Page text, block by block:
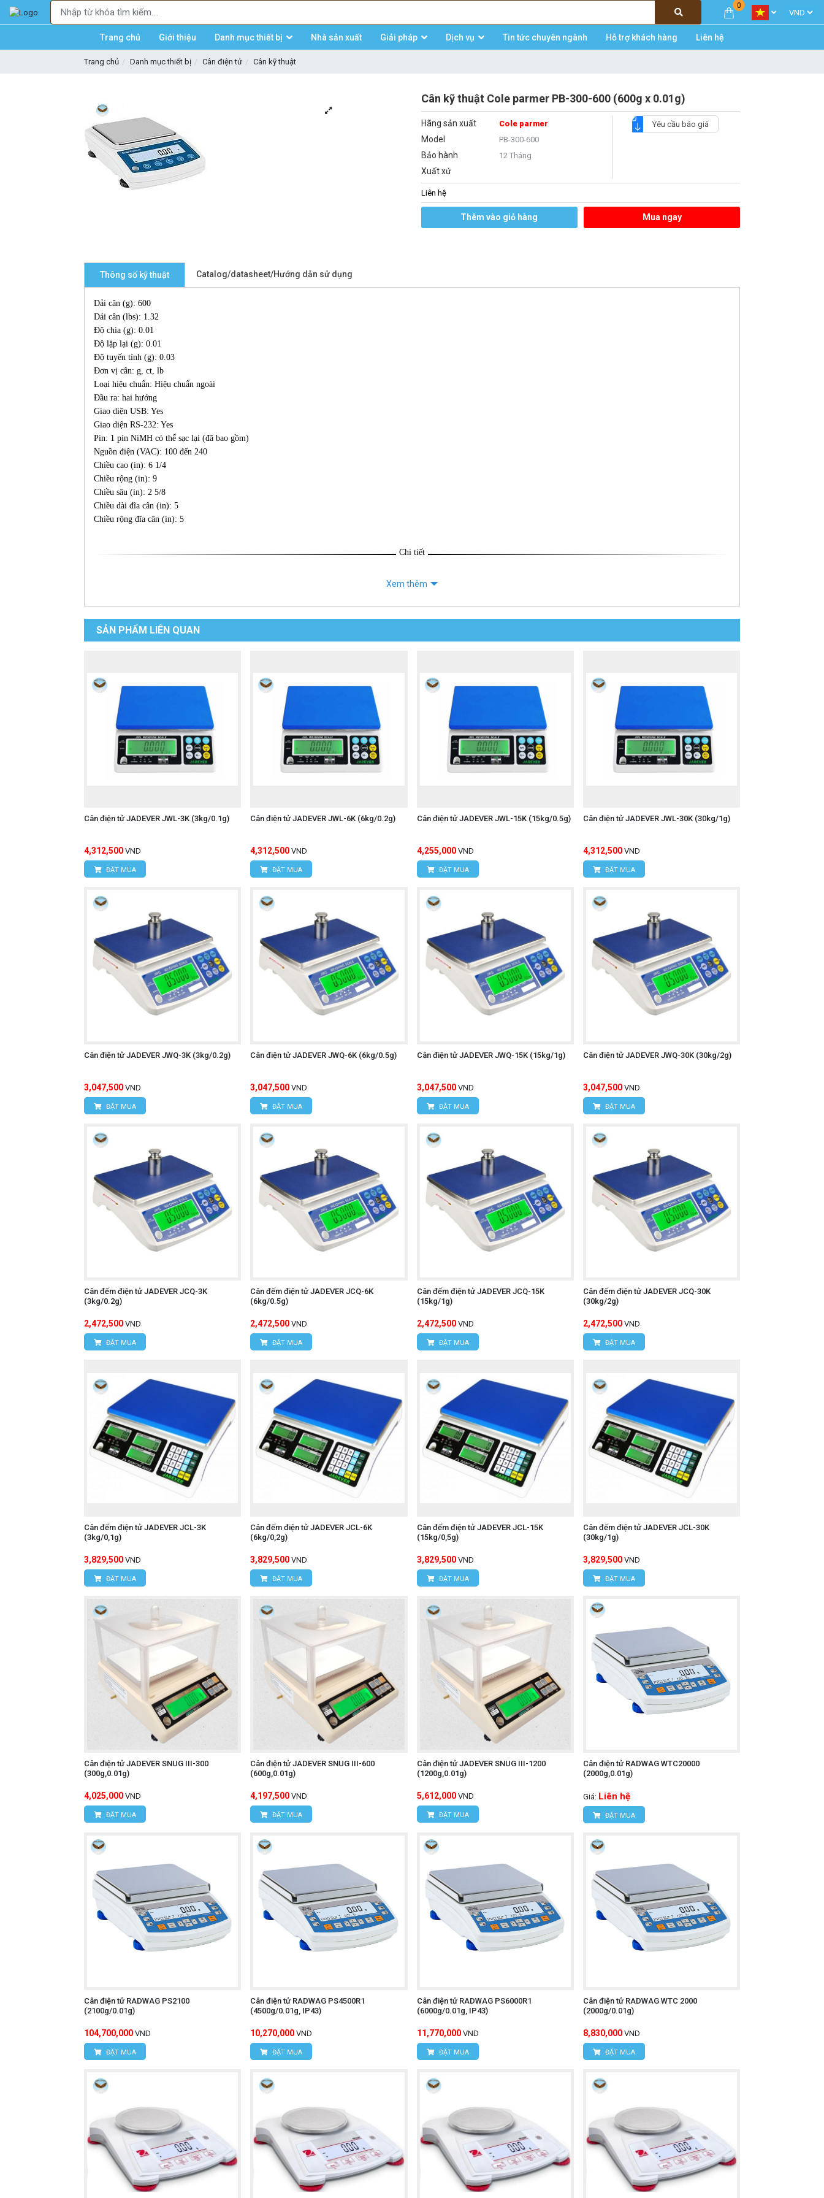
0
Trang chủ Giới thiệu Danh mục thiết bị Nhà sản xuất Giải pháp Dịch vụ Tin tức chuyên ngành Hỗ trợ khách hàng Liên hệ
Trang chủ Danh mục thiết bị Cân điện tử Cân kỹ thuật
Cân kỹ thuật Cole parmer PB-300-600 (600g x 0.01g)
Hãng sản xuất Cole parmer
Model PB-300-600
Bảo hành 12 Tháng
Xuất xứ
Yêu cầu báo giá
Liên hệ
Thêm vào giỏ hàng Mua ngay
Thông số kỹ thuật Catalog/datasheet/Hướng dẫn sử dụng
Dải cân (g): 600
Dải cân (lbs): 1.32
Độ chia (g): 0.01
Độ lặp lại (g): 0.01
Độ tuyến tính (g): 0.03
Đơn vị cân: g, ct, lb
Loại hiệu chuẩn: Hiệu chuẩn ngoài
Đầu ra: hai hướng
Giao diện USB: Yes
Giao diện RS-232: Yes
Pin: 1 pin NiMH có thể sạc lại (đã bao gồm)
Nguồn điện (VAC): 100 đến 240
Chiều cao (in): 6 1/4
Chiều rộng (in): 9
Chiều sâu (in): 2 5/8
Chiều dài đĩa cân (in): 5
Chiều rộng đĩa cân (in): 5
Chi tiết
Xem thêm
SẢN PHẨM LIÊN QUAN
Cân điện tử JADEVER JWL-3K (3kg/0.1g)
4,312,500 VND
ĐẶT MUA
Cân điện tử JADEVER JWL-6K (6kg/0.2g)
4,312,500 VND
ĐẶT MUA
Cân điện tử JADEVER JWL-15K (15kg/0.5g)
4,255,000 VND
ĐẶT MUA
Cân điện tử JADEVER JWL-30K (30kg/1g)
4,312,500 VND
ĐẶT MUA
Cân điện tử JADEVER JWQ-3K (3kg/0.2g)
3,047,500 VND
ĐẶT MUA
Cân điện tử JADEVER JWQ-6K (6kg/0.5g)
3,047,500 VND
ĐẶT MUA
Cân điện tử JADEVER JWQ-15K (15kg/1g)
3,047,500 VND
ĐẶT MUA
Cân điện tử JADEVER JWQ-30K (30kg/2g)
3,047,500 VND
ĐẶT MUA
Cân đếm điện tử JADEVER JCQ-3K
(3kg/0.2g)
2,472,500 VND
ĐẶT MUA
Cân đếm điện tử JADEVER JCQ-6K
(6kg/0.5g)
2,472,500 VND
ĐẶT MUA
Cân đếm điện tử JADEVER JCQ-15K
(15kg/1g)
2,472,500 VND
ĐẶT MUA
Cân đếm điện tử JADEVER JCQ-30K
(30kg/2g)
2,472,500 VND
ĐẶT MUA
Cân đếm điện tử JADEVER JCL-3K
(3kg/0,1g)
3,829,500 VND
ĐẶT MUA
Cân đếm điện tử JADEVER JCL-6K
(6kg/0,2g)
3,829,500 VND
ĐẶT MUA
Cân đếm điện tử JADEVER JCL-15K
(15kg/0,5g)
3,829,500 VND
ĐẶT MUA
Cân đếm điện tử JADEVER JCL-30K
(30kg/1g)
3,829,500 VND
ĐẶT MUA
Cân điện tử JADEVER SNUG III-300
(300g,0.01g)
4,025,000 VND
ĐẶT MUA
Cân điện tử JADEVER SNUG III-600
(600g,0.01g)
4,197,500 VND
ĐẶT MUA
Cân điện tử JADEVER SNUG III-1200
(1200g,0.01g)
5,612,000 VND
ĐẶT MUA
Cân điện tử RADWAG WTC20000
(2000g,0.01g)
Giá: Liên hệ
ĐẶT MUA
Cân điện tử RADWAG PS2100
(2100g/0.01g)
104,700,000 VND
ĐẶT MUA
Cân điện tử RADWAG PS4500R1
(4500g/0.01g, IP43)
10,270,000 VND
ĐẶT MUA
Cân điện tử RADWAG PS6000R1
(6000g/0.01g, IP43)
11,770,000 VND
ĐẶT MUA
Cân điện tử RADWAG WTC 2000
(2000g/0.01g)
8,830,000 VND
ĐẶT MUA